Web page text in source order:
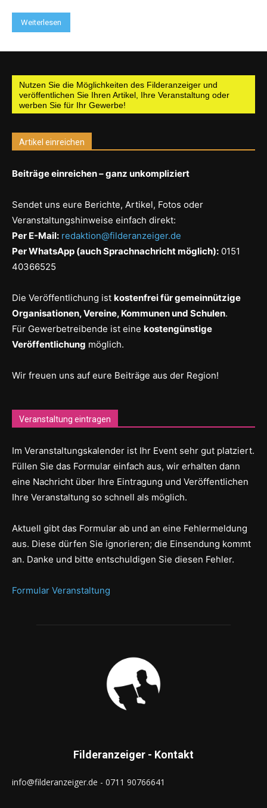
Weiterlesen
Nutzen Sie die Möglichkeiten des Filderanzeiger und
veröffentlichen Sie Ihren Artikel, Ihre Veranstaltung oder
werben Sie für Ihr Gewerbe!
Artikel einreichen
Beiträge einreichen – ganz unkompliziert
Sendet uns eure Berichte, Artikel, Fotos oder
Veranstaltungshinweise einfach direkt:
Per E-Mail: redaktion@filderanzeiger.de
Per WhatsApp (auch Sprachnachricht möglich): 0151
40366525
Die Veröffentlichung ist kostenfrei für gemeinnützige
Organisationen, Vereine, Kommunen und Schulen.
Für Gewerbetreibende ist eine kostengünstige
Veröffentlichung möglich.
Wir freuen uns auf eure Beiträge aus der Region!
Veranstaltung eintragen
Im Veranstaltungskalender ist Ihr Event sehr gut platziert.
Füllen Sie das Formular einfach aus, wir erhalten dann
eine Nachricht über Ihre Eintragung und Veröffentlichen
Ihre Veranstaltung so schnell als möglich.
Aktuell gibt das Formular ab und an eine Fehlermeldung
aus. Diese dürfen Sie ignorieren; die Einsendung kommt
an. Danke und bitte entschuldigen Sie diesen Fehler.
Formular Veranstaltung
Filderanzeiger - Kontakt
info@filderanzeiger.de - 0711 90766641